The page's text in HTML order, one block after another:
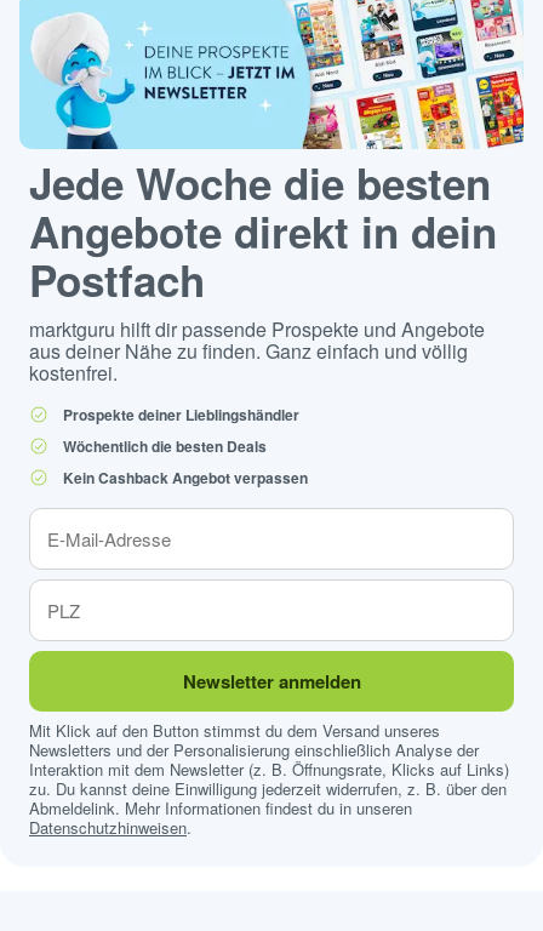
Jede Woche die besten
Angebote direkt in dein
Postfach
marktguru hilft dir passende Prospekte und Angebote
aus deiner Nähe zu finden. Ganz einfach und völlig
kostenfrei.
Prospekte deiner Lieblingshändler
Wöchentlich die besten Deals
Kein Cashback Angebot verpassen
Newsletter anmelden
Mit Klick auf den Button stimmst du dem Versand unseres
Newsletters und der Personalisierung einschließlich Analyse der
Interaktion mit dem Newsletter (z. B. Öffnungsrate, Klicks auf Links)
zu. Du kannst deine Einwilligung jederzeit widerrufen, z. B. über den
Abmeldelink. Mehr Informationen findest du in unseren
Datenschutzhinweisen.